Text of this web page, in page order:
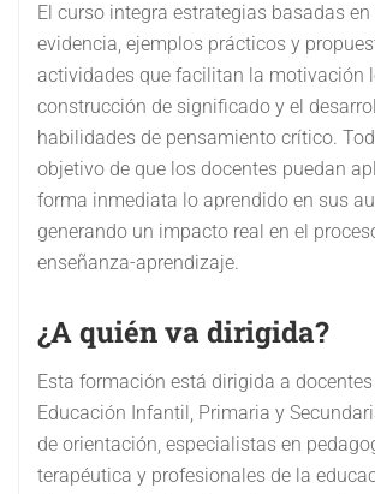
El curso integra estrategias basadas en
evidencia, ejemplos prácticos y
actividades que facilitan la motivación
construcción de significado y el
habilidades de pensamiento crítico.
objetivo de que los docentes puedan
forma inmediata lo aprendido en sus
generando un impacto real en el
enseñanza-aprendizaje.
¿A quién va dirigida?
Esta formación está dirigida a
Educación Infantil, Primaria y
de orientación, especialistas en
terapéutica y profesionales de la